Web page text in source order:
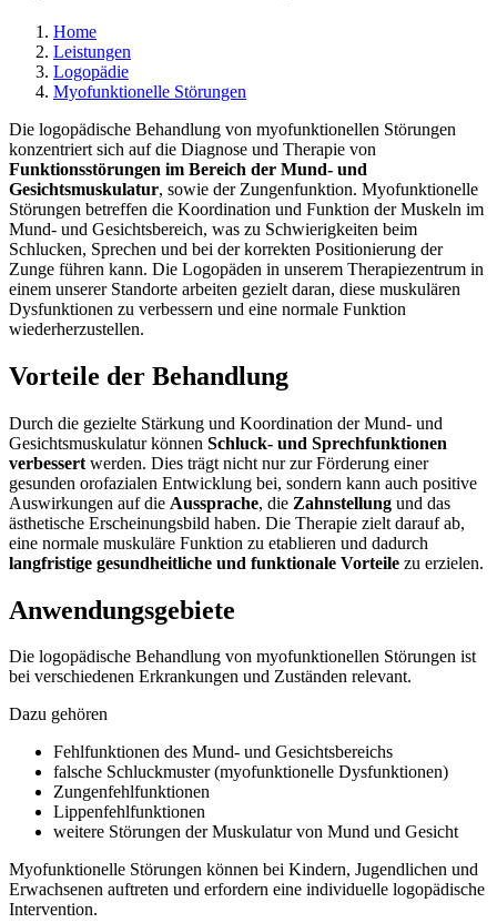
Home
Leistungen
Logopädie
Myofunktionelle Störungen
Die logopädische Behandlung von myofunktionellen Störungen
konzentriert sich auf die Diagnose und Therapie von
Funktionsstörungen im Bereich der Mund- und
Gesichtsmuskulatur, sowie der Zungenfunktion. Myofunktionelle
Störungen betreffen die Koordination und Funktion der Muskeln im
Mund- und Gesichtsbereich, was zu Schwierigkeiten beim
Schlucken, Sprechen und bei der korrekten Positionierung der
Zunge führen kann. Die Logopäden in unserem Therapiezentrum in
einem unserer Standorte arbeiten gezielt daran, diese muskulären
Dysfunktionen zu verbessern und eine normale Funktion
wiederherzustellen.
Vorteile der Behandlung
Durch die gezielte Stärkung und Koordination der Mund- und
Gesichtsmuskulatur können Schluck- und Sprechfunktionen
verbessert werden. Dies trägt nicht nur zur Förderung einer
gesunden orofazialen Entwicklung bei, sondern kann auch positive
Auswirkungen auf die Aussprache, die Zahnstellung und das
ästhetische Erscheinungsbild haben. Die Therapie zielt darauf ab,
eine normale muskuläre Funktion zu etablieren und dadurch
langfristige gesundheitliche und funktionale Vorteile zu erzielen.
Anwendungsgebiete
Die logopädische Behandlung von myofunktionellen Störungen ist
bei verschiedenen Erkrankungen und Zuständen relevant.
Dazu gehören
Fehlfunktionen des Mund- und Gesichtsbereichs
falsche Schluckmuster (myofunktionelle Dysfunktionen)
Zungenfehlfunktionen
Lippenfehlfunktionen
weitere Störungen der Muskulatur von Mund und Gesicht
Myofunktionelle Störungen können bei Kindern, Jugendlichen und
Erwachsenen auftreten und erfordern eine individuelle logopädische
Intervention.